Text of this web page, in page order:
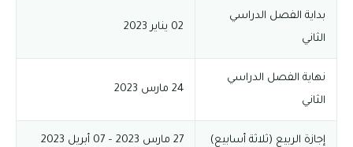
بداية الفصل الدراسي
الثاني
02 يناير 2023
نهاية الفصل الدراسي
الثاني
24 مارس 2023
إجازة الربيع (ثلاثة أسابيع) 27 مارس 2023 – 07 أبريل 2023